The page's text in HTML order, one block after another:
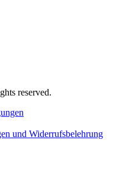
reserved.
und Widerrufsbelehrung